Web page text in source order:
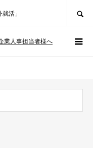
活」
業人事担当者様へ